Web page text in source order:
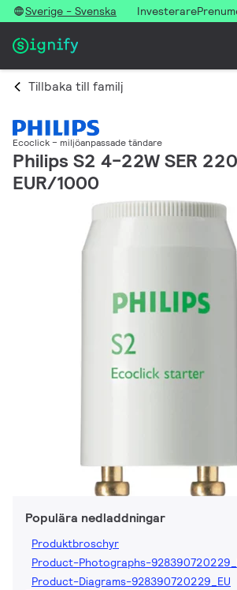
Sverige - Svenska Investerare
Tillbaka till familj
Ecoclick – miljöanpassade tändare
Philips S2 4-22W SER
EUR/1000
Populära nedladdningar
Produktbroschyr
Product-Photographs-
Product-Diagrams-928390720229_EU